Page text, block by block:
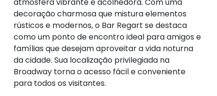
decoração charmosa que mistura elementos
rústicos e modernos, o Bar Regart se destaca
como um ponto de encontro ideal para amigos e
famílias que desejam aproveitar a vida noturna
da cidade. Sua localização privilegiada na
Broadway torna o acesso fácil e conveniente
para todos os visitantes.